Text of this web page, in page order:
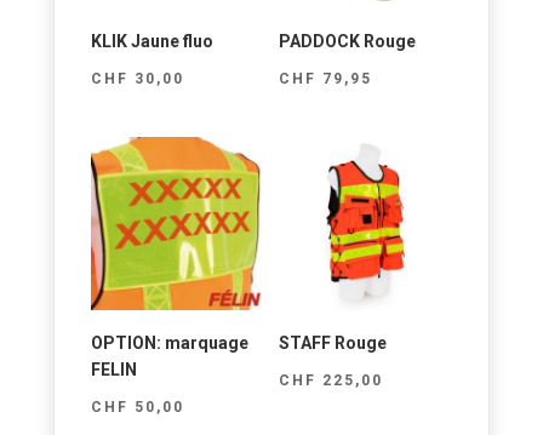
KLIK Jaune fluo
CHF 30,00
PADDOCK Rouge
CHF 79,95
OPTION: marquage
FELIN
CHF 50,00
STAFF Rouge
CHF 225,00